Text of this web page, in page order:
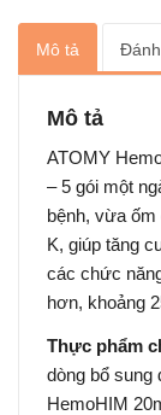
Mô tả
Mô tả
ATOMY
– 5 gói một
bệnh, vừa
K, giúp tăng
các chức
hơn, khoảng
Thực phẩm
dòng bổ sung
HemoHIM